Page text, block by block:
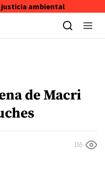
justicia ambiental
de Macri
155